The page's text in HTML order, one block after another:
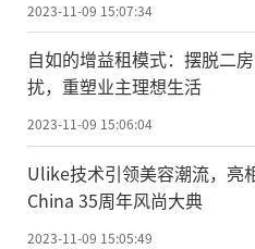
2023-11-09 15:07:34
自如的增益租模式：摆脱二
扰，重塑业主理想生活
2023-11-09 15:06:04
Ulike技术引领美容潮流，亮
China 35周年风尚大典
2023-11-09 15:05:49